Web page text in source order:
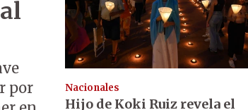
por
Nacionales
Hijo de Koki Ruiz revela el